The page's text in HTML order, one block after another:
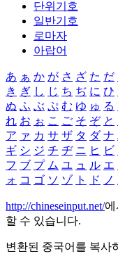
단위기호
일반기호
로마자
아랍어
あ ぁ か が さ ざ た だ
き ぎ し じ ち ぢ に ひ
ぬ ふ ぶ ぷ む ゆ ゅ る
れ お ぉ こ ご そ ぞ と
ア ァ カ サ ザ タ ダ ナ
ギ シ ジ チ ヂ ニ ヒ ビ
フ ブ プ ム ユ ュ ル エ
ォ コ ゴ ソ ゾ ト ド ノ
http://chineseinput.net/에
할 수 있습니다.
변환된 중국어를 복사